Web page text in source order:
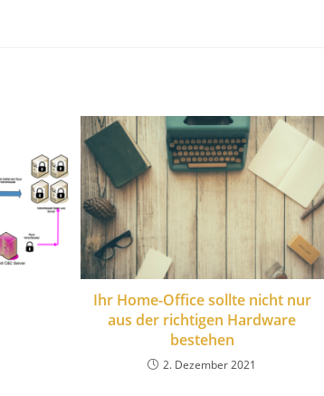
Ihr Home-Office sollte nicht nur
aus der richtigen Hardware
bestehen
2. Dezember 2021